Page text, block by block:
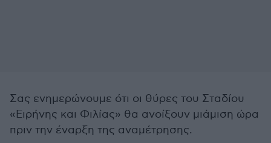
Σας ενημερώνουμε ότι οι θύρες του Σταδίου
«Ειρήνης και Φιλίας» θα ανοίξουν μιάμιση ώρα
πριν την έναρξη της αναμέτρησης.